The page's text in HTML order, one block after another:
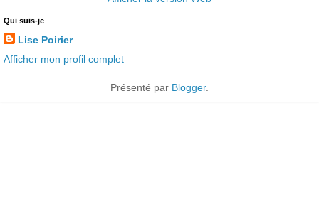
Qui suis-je
Lise Poirier
Afficher mon profil complet
Présenté par Blogger.